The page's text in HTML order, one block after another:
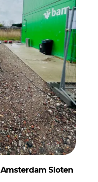
Amsterdam Sloten